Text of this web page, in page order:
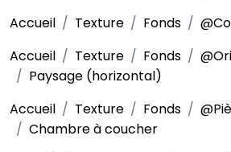
Accueil
Texture Fonds
Accueil
Texture Fonds
Paysage (horizontal)
Accueil
Texture Fonds
Chambre à coucher